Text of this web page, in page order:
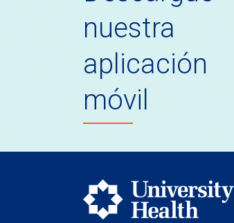
nuestra
aplicación
móvil